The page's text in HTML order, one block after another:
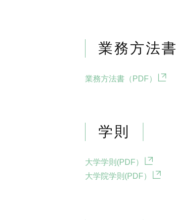
業務方法書
業務方法書（PDF）
学則
大学学則(PDF）
大学院学則(PDF）